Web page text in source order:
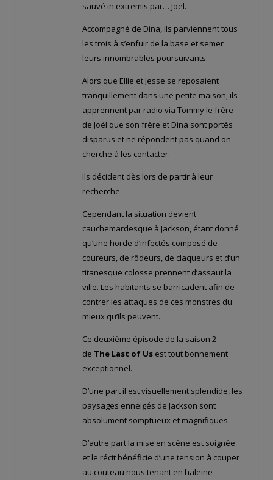
sauvé in extremis par… Joël.
Accompagné de Dina, ils parviennent tous
les trois à s’enfuir de la base et semer
leurs innombrables poursuivants.
Alors que Ellie et Jesse se reposaient
tranquillement dans une petite maison, ils
apprennent par radio via Tommy le frère
de Joël que son frère et Dina sont portés
disparus et ne répondent pas quand on
cherche à les contacter.
Ils décident dès lors de partir à leur
recherche.
Cependant la situation devient
cauchemardesque à Jackson, étant donné
qu’une horde d’infectés composé de
coureurs, de rôdeurs, de claqueurs et d’un
titanesque colosse prennent d’assaut la
ville. Les habitants se barricadent afin de
contrer les attaques de ces monstres du
mieux qu’ils peuvent.
Ce deuxième épisode de la saison 2
de The Last of Us est tout bonnement
exceptionnel.
D’une part il est visuellement splendide, les
paysages enneigés de Jackson sont
absolument somptueux et magnifiques.
D’autre part la mise en scène est soignée
et le récit bénéficie d’une tension à couper
au couteau nous tenant en haleine